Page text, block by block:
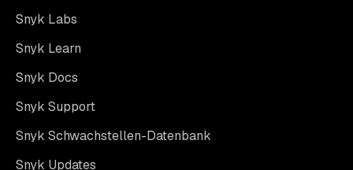
Snyk Labs
Snyk Learn
Snyk Docs
Snyk Support
Snyk Schwachstellen-Datenbank
Snyk Updates